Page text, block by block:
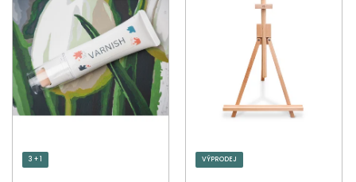
3 + 1 VÝPRODEJ